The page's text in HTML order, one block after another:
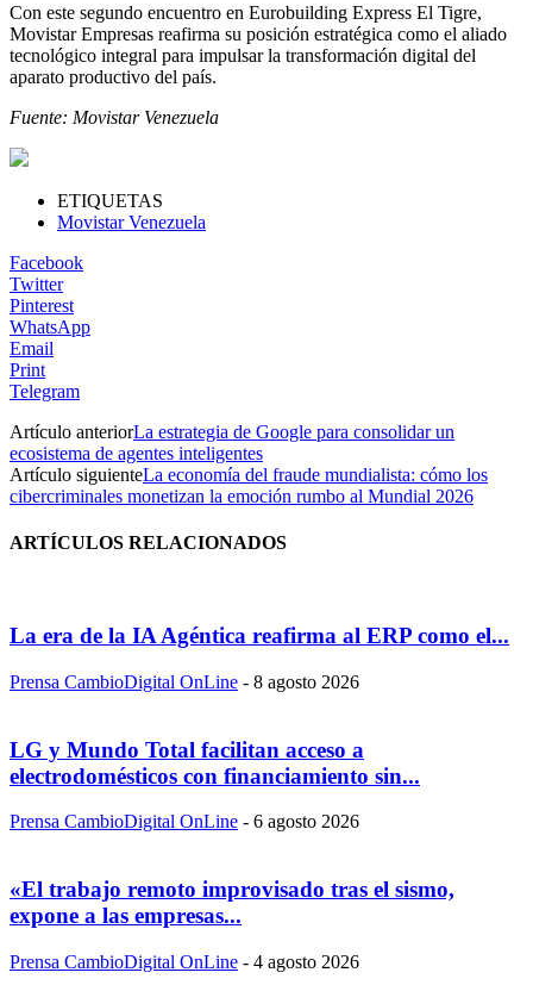
Con este segundo encuentro en Eurobuilding Express El Tigre,
Movistar Empresas reafirma su posición estratégica como el aliado
tecnológico integral para impulsar la transformación digital del
aparato productivo del país.
Fuente: Movistar Venezuela
ETIQUETAS
Movistar Venezuela
Facebook
Twitter
Pinterest
WhatsApp
Email
Print
Telegram
Artículo anteriorLa estrategia de Google para consolidar un
ecosistema de agentes inteligentes
Artículo siguienteLa economía del fraude mundialista: cómo los
cibercriminales monetizan la emoción rumbo al Mundial 2026
ARTÍCULOS RELACIONADOS
La era de la IA Agéntica reafirma al ERP como el...
Prensa CambioDigital OnLine - 8 agosto 2026
LG y Mundo Total facilitan acceso a
electrodomésticos con financiamiento sin...
Prensa CambioDigital OnLine - 6 agosto 2026
«El trabajo remoto improvisado tras el sismo,
expone a las empresas...
Prensa CambioDigital OnLine - 4 agosto 2026